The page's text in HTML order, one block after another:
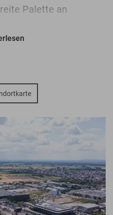
Palette an
Lösungen, die
Wir freuen uns, als
1959, durch
unsere
anbieten zu können.